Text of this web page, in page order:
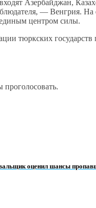
Азербайджан,
— Венгрия.
центром силы.
тюркских
проголосовать.
оценил шансы